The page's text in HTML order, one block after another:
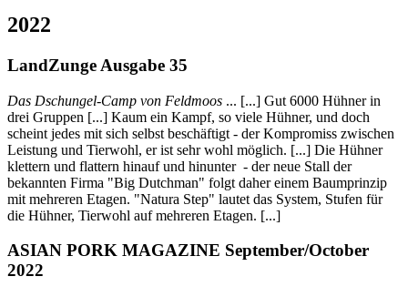
2022
LandZunge Ausgabe 35
Das Dschungel-Camp von Feldmoos ... [...] Gut 6000 Hühner in
drei Gruppen [...] Kaum ein Kampf, so viele Hühner, und doch
scheint jedes mit sich selbst beschäftigt - der Kompromiss zwischen
Leistung und Tierwohl, er ist sehr wohl möglich. [...] Die Hühner
klettern und flattern hinauf und hinunter - der neue Stall der
bekannten Firma "Big Dutchman" folgt daher einem Baumprinzip
mit mehreren Etagen. "Natura Step" lautet das System, Stufen für
die Hühner, Tierwohl auf mehreren Etagen. [...]
ASIAN PORK MAGAZINE September/October
2022